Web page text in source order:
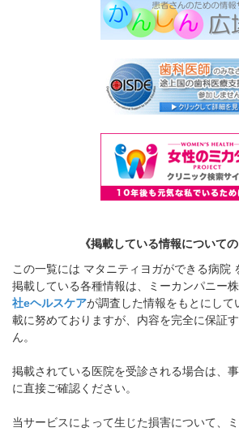
《掲載している情報についての
この一覧には マタニティヨガができる病院
掲載している各種情報は、ミーカンパニー
社eヘルスケアが調査した情報をもとにして
載に努めておりますが、内容を完全に保証
ん。
掲載されている医院を受診される場合は、
に直接ご確認ください。
当サービスによって生じた損害について、